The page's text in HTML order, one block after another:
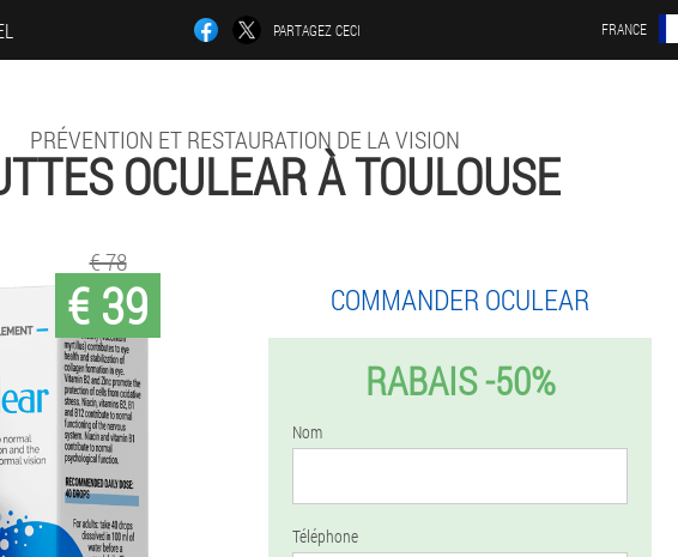
PARTAGEZ CECI FRANCE
PRÉVENTION ET RESTAURATION DE LA VISION
OCULEAR À TOULOUSE
€ 39
€ 78
COMMANDER OCULEAR
RABAIS -50%
Nom
Téléphone